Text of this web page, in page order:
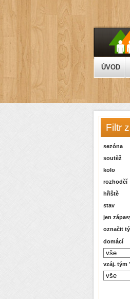
ÚVOD
Filtr
sezóna
soutěž
kolo
rozhodčí
hřiště
stav
jen
označit
domácí
vzáj. tým